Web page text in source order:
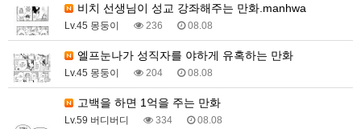
비치 선생님이 성교 강좌해주는 만화.manhwa
Lv.45 몽둥이 236 08.08
엘프눈나가 성직자를 야하게 유혹하는 만화
Lv.45 몽둥이 204 08.08
고백을 하면 1억을 주는 만화
Lv.59 버디버디 334 08.08